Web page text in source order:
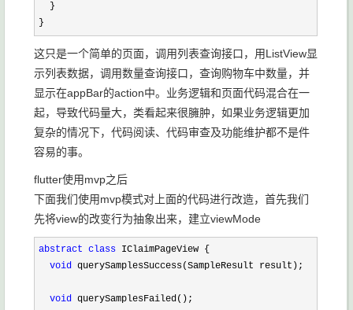
  }
}
这只是一个简单的页面，调用列表查询接口，用ListView显
示列表数据，调用数量查询接口，查询购物车中数量，并
显示在appBar的action中。业务逻辑和页面代码混合在一
起，导致代码量大，类看起来很臃肿，如果业务逻辑更加
复杂的情况下，代码阅读、代码审查及功能维护都不是件
容易的事。
flutter使用mvp之后
下面我们使用mvp模式对上面的代码进行改造，首先我们
先将view的改变行为抽象出来，建立viewMode
abstract class IClaimPageView {
void querySamplesSuccess(SampleResult result);
void querySamplesFailed();